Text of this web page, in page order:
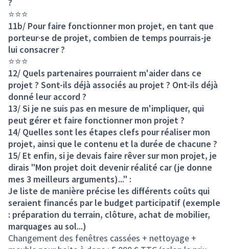
⭐⭐⭐
11b/ Pour faire fonctionner mon projet, en tant que
porteur·se de projet, combien de temps pourrais-je
lui consacrer ?
⭐⭐⭐
12/ Quels partenaires pourraient m'aider dans ce
projet ? Sont-ils déjà associés au projet ? Ont-ils déjà
donné leur accord ?
13/ Si je ne suis pas en mesure de m'impliquer, qui
peut gérer et faire fonctionner mon projet ?
14/ Quelles sont les étapes clefs pour réaliser mon
projet, ainsi que le contenu et la durée de chacune ?
15/ Et enfin, si je devais faire rêver sur mon projet, je
dirais "Mon projet doit devenir réalité car (je donne
mes 3 meilleurs arguments)..." :
Je liste de manière précise les différents coûts qui
seraient financés par le budget participatif (exemple
: préparation du terrain, clôture, achat de mobilier,
marquages au sol...)
Changement des fenêtres cassées + nettoyage +